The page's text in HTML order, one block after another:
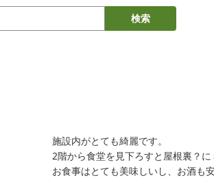
検索
施設内がとても綺麗です。
2階から食堂を見下ろすと屋根裏？
お食事はとても美味しいし、お酒も安